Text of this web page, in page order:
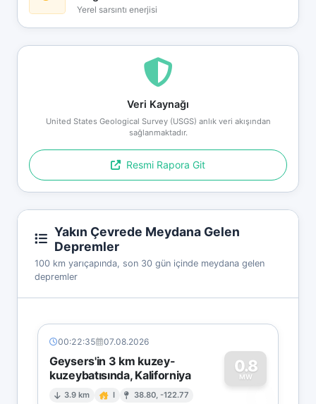
Yerel sarsıntı enerjisi
Veri Kaynağı
United States Geological Survey (USGS) anlık veri akışından
sağlanmaktadır.
Resmi Rapora Git
Yakın Çevrede Meydana Gelen
Depremler
100 km yarıçapında, son 30 gün içinde meydana gelen
depremler
00:22:35 07.08.2026
Geysers'in 3 km kuzey-
kuzeybatısında, Kaliforniya
3.9 km I 38.80, -122.77
0.8
MW